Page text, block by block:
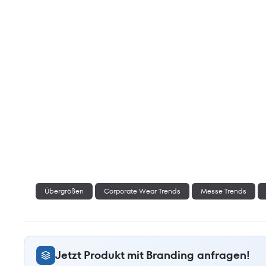
Übergrößen Corporate Wear Trends Messe Trends
Jetzt Produkt mit Branding anfragen!